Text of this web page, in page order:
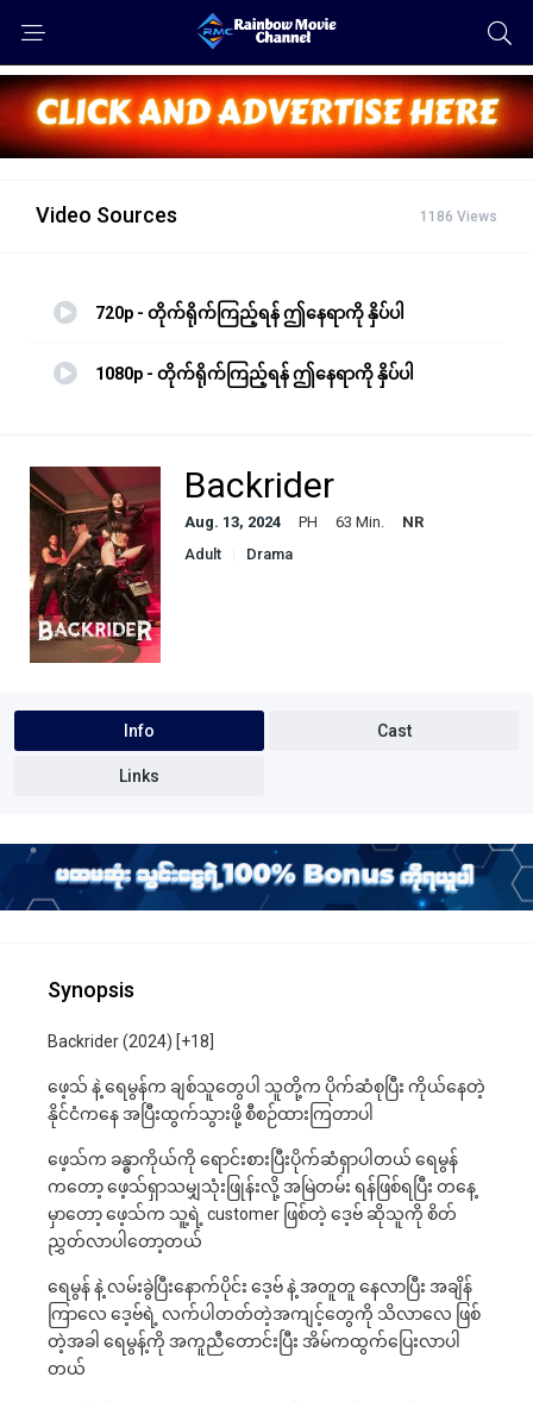
Video Sources 1186 Views
720p - တိုက်ရိုက်ကြည့်ရန် ဤနေရာကို နှိပ်ပါ
1080p - တိုက်ရိုက်ကြည့်ရန် ဤနေရာကို နှိပ်ပါ
Backrider
Aug. 13, 2024 PH 63 Min.
NR
Adult
Drama
Info Cast
Links
Synopsis
Backrider (2024) [+18]
ဖေ့သ် နဲ့ ရေမွန်က ချစ်သူတွေပါ သူတို့က ပိုက်ဆံစုပြီး ကိုယ်နေတဲ့
နိုင်ငံကနေ အပြီးထွက်သွားဖို့ စီစဉ်ထားကြတာပါ
ဖေ့သ်က ခန္ဓာကိုယ်ကို ရောင်းစားပြီးပိုက်ဆံရှာပါတယ် ရေမွန်
ကတော့ ဖေ့သ်ရှာသမျှသုံးဖြုန်းလို့ အမြဲတမ်း ရန်ဖြစ်ရပြီး တနေ့
မှာတော့ ဖေ့သ်က သူ့ရဲ့ customer ဖြစ်တဲ့ ဒေ့ဗ် ဆိုသူကို စိတ်
ညွှတ်လာပါတော့တယ်
ရေမွန် နဲ့ လမ်းခွဲပြီးနောက်ပိုင်း ဒေ့ဗ် နဲ့ အတူတူ နေလာပြီး အချိန်
ကြာလေ ဒေ့ဗ်ရဲ့ လက်ပါတတ်တဲ့အကျင့်တွေကို သိလာလေ ဖြစ်
တဲ့အခါ ရေမွန့်ကို အကူညီတောင်းပြီး အိမ်ကထွက်ပြေးလာ‌ပါ
တယ်